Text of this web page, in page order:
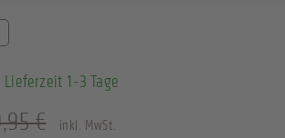
€ inkl. MwSt.
1-3 Tage